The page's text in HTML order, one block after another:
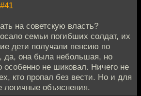
#41
на советскую власть?
семьи погибших солдат, их
дети получали пенсию по
да, она была небольшая, но
особенно не шиковал. Ничего не
кто пропал без вести. Но и для
логичные объяснения.